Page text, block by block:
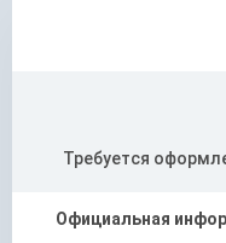
Требуется
Официальная